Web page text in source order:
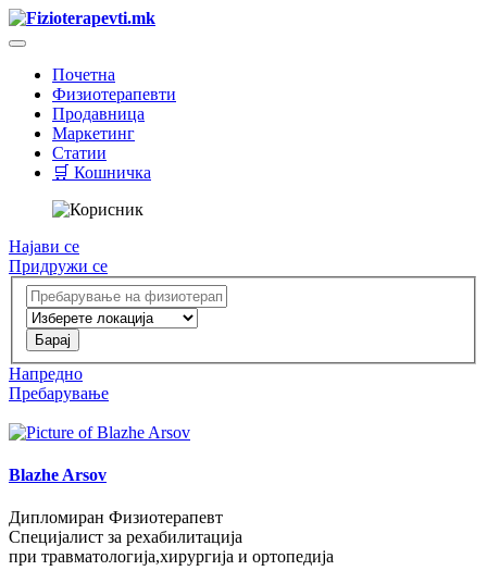
Почетна
Физиотерапевти
Продавница
Маркетинг
Статии
🛒 Кошничка
Најави се
Придружи се
Напредно
Пребарување
Blazhe Arsov
Дипломиран Физиотерапевт
Специјалист за рехабилитација
при травматологија,хирургија и ортопедија